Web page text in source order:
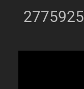
2775925